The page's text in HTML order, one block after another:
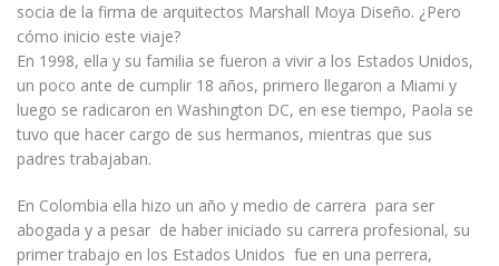
socia de la firma de arquitectos Marshall Moya Diseño. ¿Pero
cómo inicio este viaje?
En 1998, ella y su familia se fueron a vivir a los Estados Unidos,
un poco ante de cumplir 18 años, primero llegaron a Miami y
luego se radicaron en Washington DC, en ese tiempo, Paola se
tuvo que hacer cargo de sus hermanos, mientras que sus
padres trabajaban.
En Colombia ella hizo un año y medio de carrera para ser
abogada y a pesar de haber iniciado su carrera profesional, su
primer trabajo en los Estados Unidos fue en una perrera,